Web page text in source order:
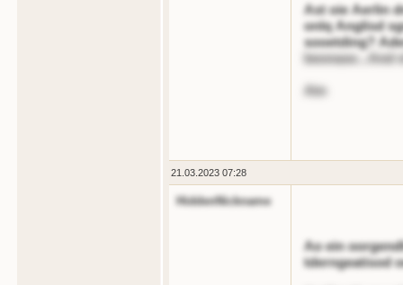
Ast oie Aerlin
onlq Anglisd
sooetding?
beonase...And
Atn
21.03.2023 07:28
HiddenNickname
Ao ein
tderngeatisod